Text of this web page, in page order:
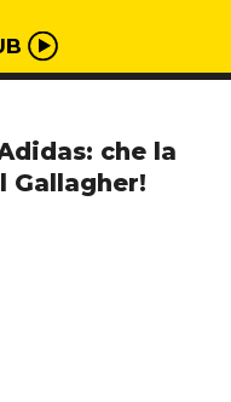
che la
Gallagher!